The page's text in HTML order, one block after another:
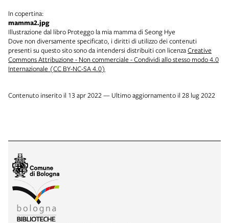
In copertina:
mamma2.jpg
Illustrazione dal libro Proteggo la mia mamma di Seong Hye
Dove non diversamente specificato, i diritti di utilizzo dei contenuti
presenti su questo sito sono da intendersi distribuiti con licenzaCreative
Commons Attribuzione - Non commerciale - Condividi allo stesso modo 4.0
Internazionale (CC BY-NC-SA 4.0)
Contenuto inserito il 13 apr 2022 — Ultimo aggiornamento il 28 lug 2022